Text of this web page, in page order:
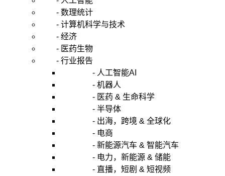
- 数理统计
- 计算机科学与技术
- 经济
- 医药生物
- 行业报告
- 人工智能AI
- 机器人
- 医药 & 生命科学
- 半导体
- 出海，跨境 & 全球化
- 电商
- 新能源汽车 & 智能汽车
- 电力，新能源 & 储能
- 直播，短剧 & 短视频